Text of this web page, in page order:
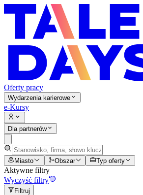
Oferty pracy
Wydarzenia karierowe
e-Kursy
Dla partnerów
Miasto Obszar Typ oferty
Aktywne filtry
Wyczyść filtry
Filtruj